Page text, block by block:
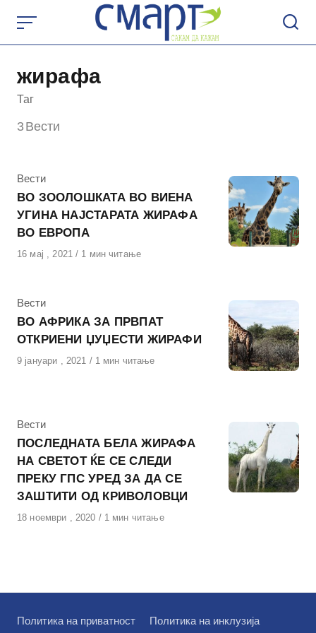
content
жирафа
Таг
3Вести
КАтегорија
Вести
ВО ЗООЛОШКАТА ВО ВИЕНА
УГИНА НАЈСТАРАТА ЖИРАФА
ВО ЕВРОПА
Објавено
16 мај , 2021 1 мин читање
КАтегорија
Вести
ВО АФРИКА ЗА ПРВПАТ
ОТКРИЕНИ ЏУЏЕСТИ ЖИРАФИ
Објавено
9 јануари , 2021 1 мин читање
КАтегорија
Вести
ПОСЛЕДНАТА БЕЛА ЖИРАФА
НА СВЕТОТ ЌЕ СЕ СЛЕДИ
ПРЕКУ ГПС УРЕД ЗА ДА СЕ
ЗАШТИТИ ОД КРИВОЛОВЦИ
Објавено
18 ноември , 2020 1 мин читање
Политика на приватност Политика на инклузија